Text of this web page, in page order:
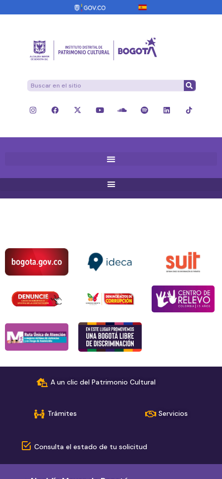
A un clic del Patrimonio Cultural
Trámites Servicios
Consulta el estado de tu solicitud